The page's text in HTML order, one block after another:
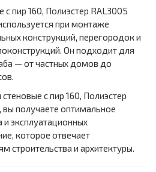
пир 160, Полиэстер RAL3005
при монтаже
конструкций, перегородок и
Он подходит для
— от частных домов до
с пир 160, Полиэстер
получаете оптимальное
и эксплуатационных
которое отвечает
строительства и архитектуры.